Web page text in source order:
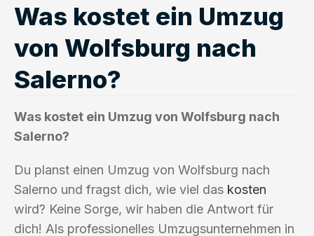
Was kostet ein Umzug
von Wolfsburg nach
Salerno?
Was kostet ein Umzug von Wolfsburg nach
Salerno?
Du planst einen Umzug von Wolfsburg nach
Salerno und fragst dich, wie viel das kosten
wird? Keine Sorge, wir haben die Antwort für
dich! Als professionelles Umzugsunternehmen in